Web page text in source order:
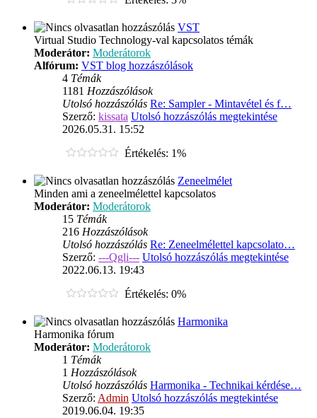
VST
Virtual Studio Technology-val kapcsolatos témák
Moderátor: Moderátorok
Alfórum: VST blog hozzászólások
4 Témák
1181 Hozzászólások
Utolsó hozzászólás Re: Sampler - Mintavétel és f…
Szerző: kissata Utolsó hozzászólás megtekintése
2026.05.31. 15:52
Értékelés: 1%
Zeneelmélet
Minden ami a zeneelmélettel kapcsolatos
Moderátor: Moderátorok
15 Témák
216 Hozzászólások
Utolsó hozzászólás Re: Zeneelmélettel kapcsolato…
Szerző: ---Qgli--- Utolsó hozzászólás megtekintése
2022.06.13. 19:43
Értékelés: 0%
Harmonika
Harmonika fórum
Moderátor: Moderátorok
1 Témák
1 Hozzászólások
Utolsó hozzászólás Harmonika - Technikai kérdése…
Szerző: Admin Utolsó hozzászólás megtekintése
2019.06.04. 19:35